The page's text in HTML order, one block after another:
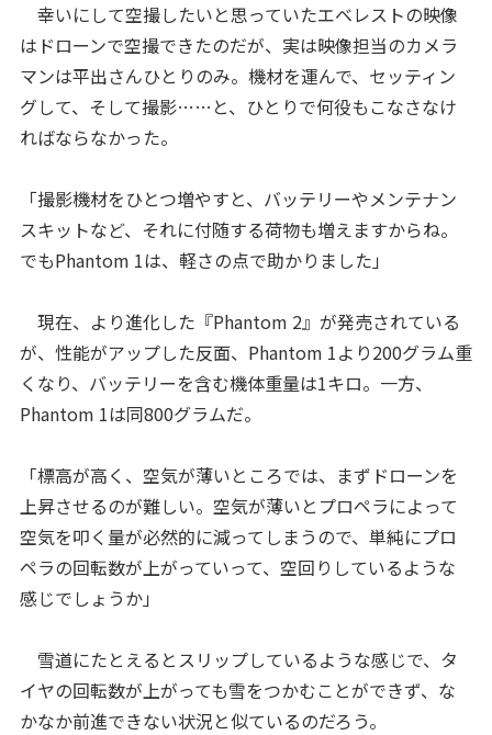
幸いにして空撮したいと思っていたエベレストの映像
はドローンで空撮できたのだが、実は映像担当のカメラ
マンは平出さんひとりのみ。機材を運んで、セッティン
グして、そして撮影……と、ひとりで何役もこなさなけ
ればならなかった。
「撮影機材をひとつ増やすと、バッテリーやメンテナン
スキットなど、それに付随する荷物も増えますからね。
でもPhantom 1は、軽さの点で助かりました」
現在、より進化した『Phantom 2』が発売されている
が、性能がアップした反面、Phantom 1より200グラム重
くなり、バッテリーを含む機体重量は1キロ。一方、
Phantom 1は同800グラムだ。
「標高が高く、空気が薄いところでは、まずドローンを
上昇させるのが難しい。空気が薄いとプロペラによって
空気を叩く量が必然的に減ってしまうので、単純にプロ
ペラの回転数が上がっていって、空回りしているような
感じでしょうか」
雪道にたとえるとスリップしているような感じで、タ
イヤの回転数が上がっても雪をつかむことができず、な
かなか前進できない状況と似ているのだろう。